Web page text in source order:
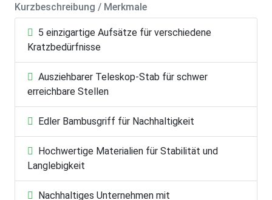
Kurzbeschreibung / Merkmale
5 einzigartige Aufsätze für verschiedene
Kratzbedürfnisse
Ausziehbarer Teleskop-Stab für schwer
erreichbare Stellen
Edler Bambusgriff für Nachhaltigkeit
Hochwertige Materialien für Stabilität und
Langlebigkeit
Nachhaltiges Unternehmen mit